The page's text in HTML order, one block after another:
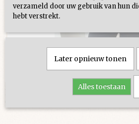
Khloe Tube Top - Beige
verzameld door uw gebruik van hun
hebt verstrekt.
Later opnieuw tonen
Alles toestaan